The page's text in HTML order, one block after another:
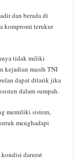
dan berada di
kompromi terukur
tidak miliki
kejadian masih TNI
dapat ditarik jika
dalam sumpah.
memiliki sistem,
menghadapi
darurat